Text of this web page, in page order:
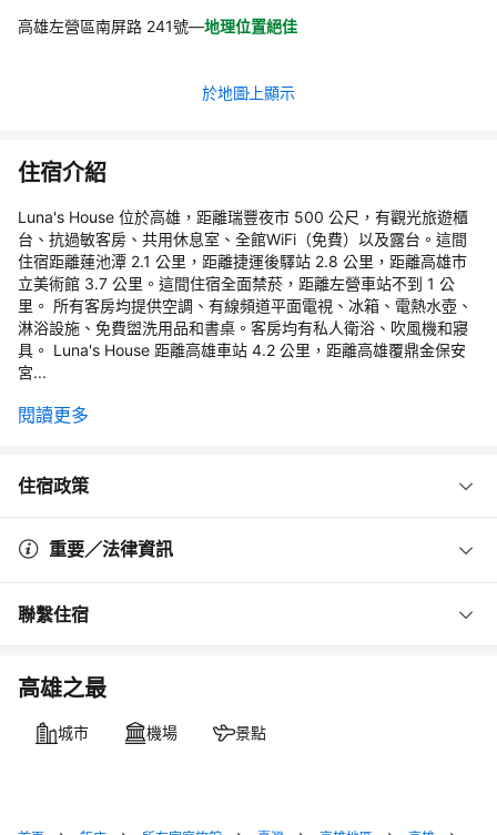
高雄左營區南屏路 241號—地理位置絕佳
於地圖上顯示
住宿介紹
Luna's House 位於高雄，距離瑞豐夜市 500 公尺，有觀光旅遊櫃
台、抗過敏客房、共用休息室、全館WiFi（免費）以及露台。這間
住宿距離蓮池潭 2.1 公里，距離捷運後驛站 2.8 公里，距離高雄市
立美術館 3.7 公里。這間住宿全面禁菸，距離左營車站不到 1 公
里。 所有客房均提供空調、有線頻道平面電視、冰箱、電熱水壺、
淋浴設施、免費盥洗用品和書桌。客房均有私人衛浴、吹風機和寢
具。 Luna's House 距離高雄車站 4.2 公里，距離高雄覆鼎金保安
宮...
閱讀更多
住宿政策
重要／法律資訊
聯繫住宿
高雄之最
城市 機場 景點